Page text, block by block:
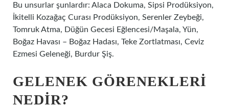
Bu unsurlar şunlardır: Alaca Dokuma, Sipsi Prodüksiyon,
İkitelli Kozağaç Curası Prodüksiyon, Serenler Zeybeği,
Tomruk Atma, Düğün Gecesi Eğlencesi/Maşala, Yün,
Boğaz Havası – Boğaz Hadası, Teke Zortlatması, Ceviz
Ezmesi Geleneği, Burdur Şiş.
GELENEK GÖRENEKLERI
NEDIR?